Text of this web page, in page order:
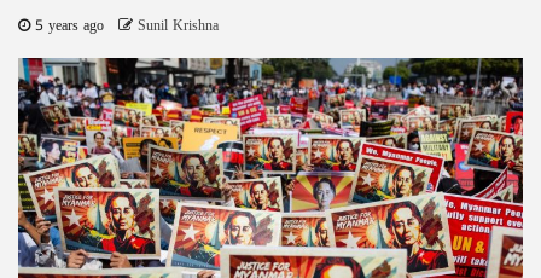
5 years ago Sunil Krishna